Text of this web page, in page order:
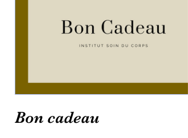
Bon cadeau